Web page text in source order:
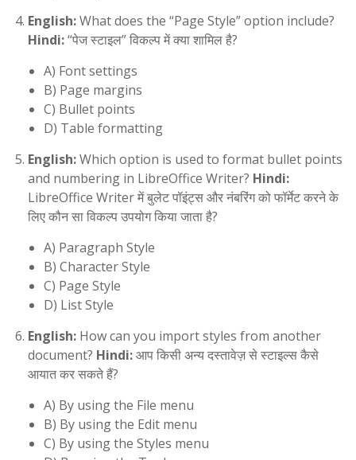
English:What does the “Page Style” option include?
Hindi:“पेज स्टाइल” विकल्प में क्या शामिल है?
A) Font settings
B) Page margins
C) Bullet points
D) Table formatting
English:Which option is used to format bullet points
and numbering in LibreOffice Writer? Hindi:
LibreOffice Writer में बुलेट पॉइंट्स और नंबरिंग को फॉर्मेट करने के
लिए कौन सा विकल्प उपयोग किया जाता है?
A) Paragraph Style
B) Character Style
C) Page Style
D) List Style
English: How can you import styles from another
document? Hindi:आप किसी अन्य दस्तावेज़ से स्टाइल्स कैसे
आयात कर सकते हैं?
A) By using the File menu
B) By using the Edit menu
C) By using the Styles menu